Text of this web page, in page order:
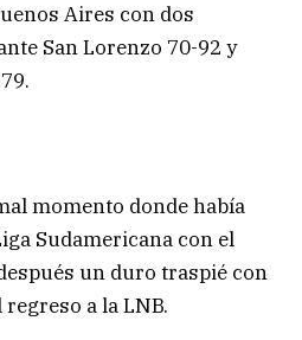
Aires con dos
San Lorenzo 70-92 y
momento donde había
Sudamericana con el
un duro traspié con
a la LNB.